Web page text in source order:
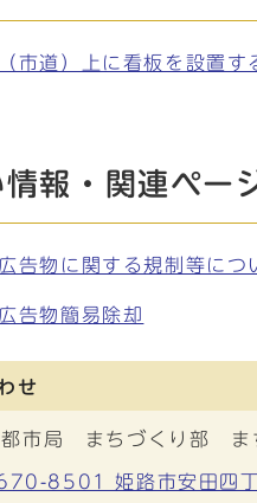
市道）上に看板を設置す
報・関連ペー
告物に関する規制等につ
告物簡易除却
せ
市局 まちづくり部 ま
8501 姫路市安田四